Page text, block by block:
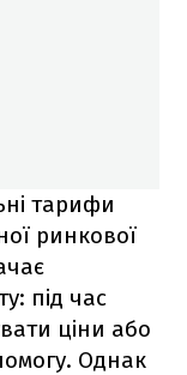
тарифи
ринкової
під час
ціни або
Однак